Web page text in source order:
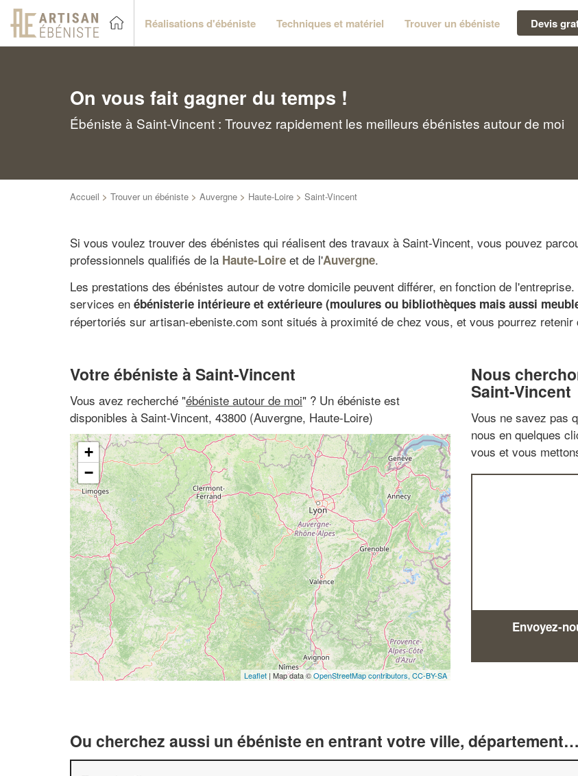
Réalisations d'ébéniste Techniques et matériel Trouver un ébéniste Devis
On vous fait gagner du temps !
Ébéniste à Saint-Vincent : Trouvez rapidement les meilleurs ébénistes autour de moi
Accueil > Trouver un ébéniste > Auvergne > Haute-Loire > Saint-Vincent
Si vous voulez trouver des ébénistes qui réalisent des travaux à Saint-Vincent, vous pouvez
professionnels qualifiés de la Haute-Loire et de l'Auvergne.
Les prestations des ébénistes autour de votre domicile peuvent différer, en fonction de
services en ébénisterie intérieure et extérieure (moulures ou bibliothèques mais aussi
répertoriés sur artisan-ebeniste.com sont situés à proximité de chez vous, et vous pourrez
Votre ébéniste à Saint-Vincent
Vous avez recherché "ébéniste autour de moi" ? Un ébéniste est
disponibles à Saint-Vincent, 43800 (Auvergne, Haute-Loire)
+
−
Leaflet | Map data ©OpenStreetMap contributors, CC-BY-SA
Nous
Saint-Vincent
Vous ne savez pas
nous en quelques
vous et vous
Envoyez-
Ou cherchez aussi un ébéniste en entrant votre ville,